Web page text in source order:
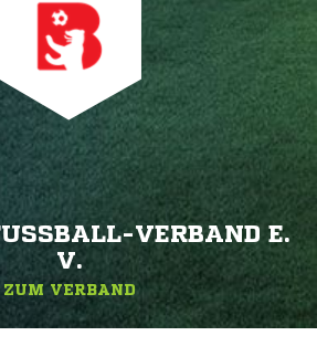
VERBAND E. V
.
ZUM VERBAND